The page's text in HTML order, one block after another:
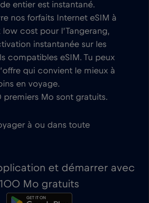
entier est instantané.
nos forfaits Internet eSIM à
low cost pour l’Tangerang,
instantanée sur les
compatibles eSIM. Tu peux
qui convient le mieux à
en voyage.
premiers Mo sont gratuits.
à ou dans toute
et démarrer avec
100 Mo gratuits